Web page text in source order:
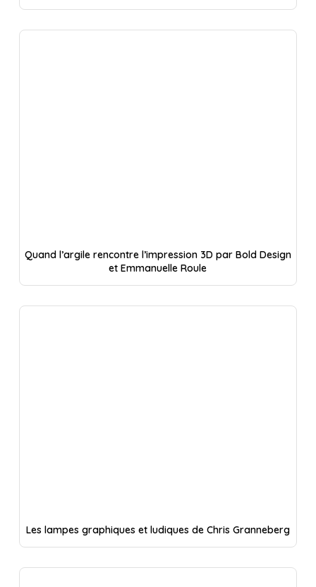
Quand l’argile rencontre l’impression 3D par Bold Design
et Emmanuelle Roule
Les lampes graphiques et ludiques de Chris Granneberg